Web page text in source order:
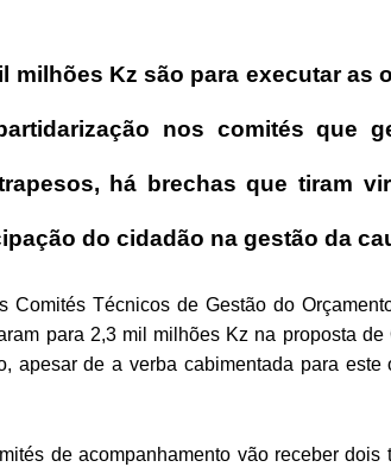
milhões Kz são para executar
nos comités que
há brechas que tiram
do cidadão na gestão da
Comités Técnicos de Gestão do
para 2,3 mil milhões Kz na proposta
apesar de a verba cabimentada para
de acompanhamento vão receber